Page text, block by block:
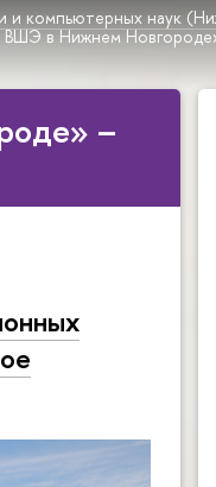
и компьютерных наук
в Нижнем
–